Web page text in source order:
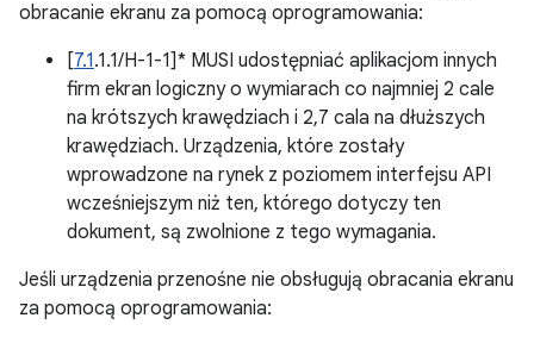
obracanie ekranu za pomocą oprogramowania:
[7.1.1.1/H-1-1]* MUSI udostępniać aplikacjom innych
firm ekran logiczny o wymiarach co najmniej 2 cale
na krótszych krawędziach i 2,7 cala na dłuższych
krawędziach. Urządzenia, które zostały
wprowadzone na rynek z poziomem interfejsu API
wcześniejszym niż ten, którego dotyczy ten
dokument, są zwolnione z tego wymagania.
Jeśli urządzenia przenośne nie obsługują obracania ekranu
za pomocą oprogramowania: